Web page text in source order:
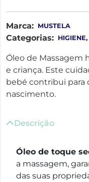
Marca: MUSTELA
Categorias:
Óleo de Massagem
e criança. Este
bebé contribui para
nascimento.
Descrição
Óleo de toque
a massagem,
das suas